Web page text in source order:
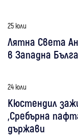
25 юли
Лятна Света
в Западна
24 юли
Кюстендил
„Сребърна
държави